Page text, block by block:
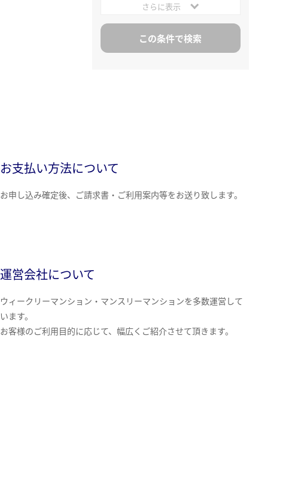
さらに表示
お支払い方法について
お申し込み確定後、ご請求書・ご利用案内等をお送り致します。
運営会社について
ウィークリーマンション・マンスリーマンションを多数運営して
います。
お客様のご利用目的に応じて、幅広くご紹介させて頂きます。